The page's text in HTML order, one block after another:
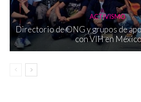
ACTIVISMO
Directorio de ONG y grupos de
con VIH en